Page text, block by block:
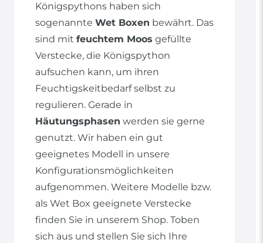
Königspythons haben sich
sogenannte Wet Boxen bewährt. Das
sind mit feuchtem Moos gefüllte
Verstecke, die Königspython
aufsuchen kann, um ihren
Feuchtigskeitbedarf selbst zu
regulieren. Gerade in
Häutungsphasen werden sie gerne
genutzt. Wir haben ein gut
geeignetes Modell in unsere
Konfigurationsmöglichkeiten
aufgenommen. Weitere Modelle bzw.
als Wet Box geeignete Verstecke
finden Sie in unserem Shop. Toben
sich aus und stellen Sie sich Ihre